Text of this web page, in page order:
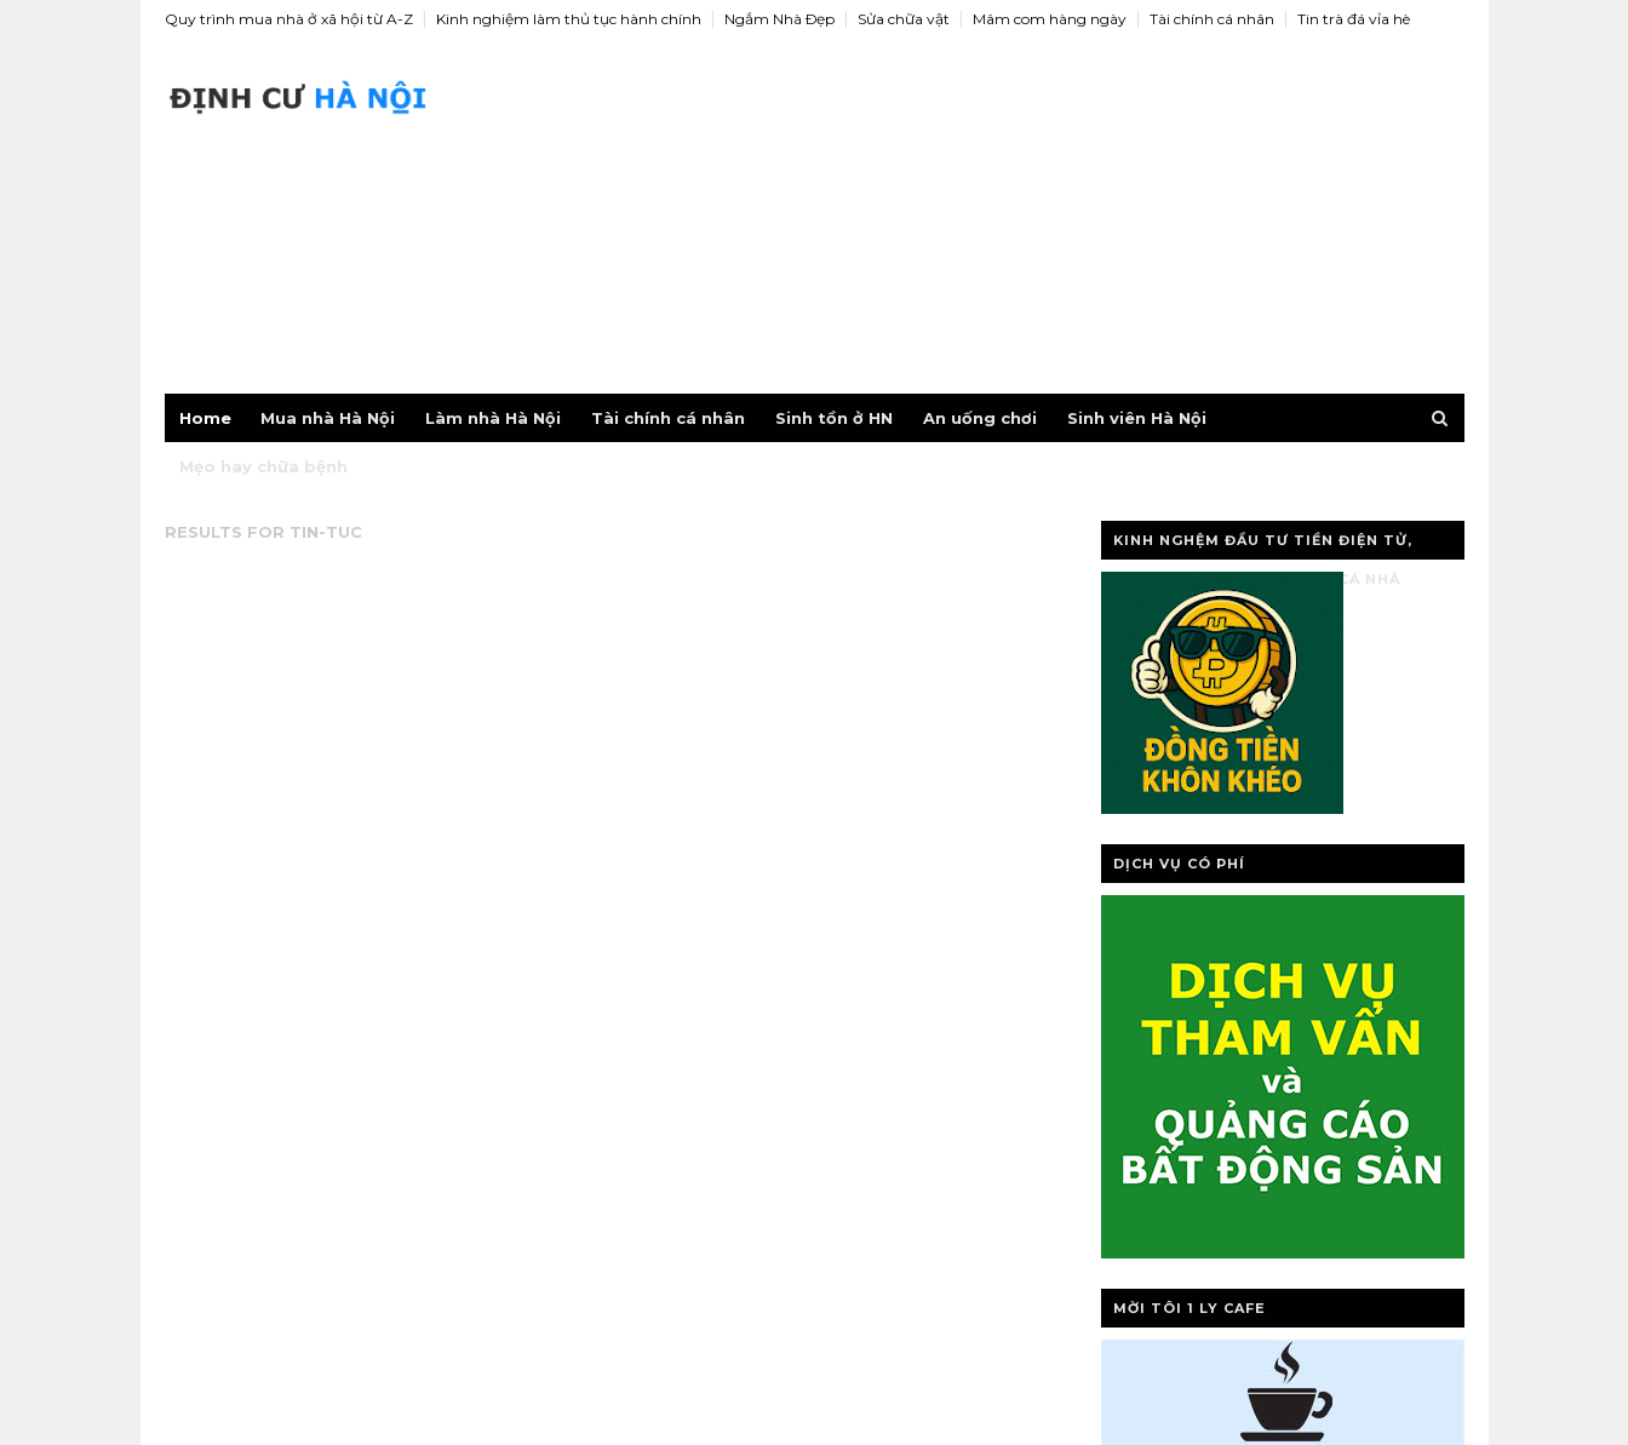
Quy trình mua nhà ở xã hội từ A-Z Kinh nghiệm làm thủ tục hành chính Ngắm Nhà Ðẹp Sửa chữa vật Mâm com hàng ngày Tài chính cá nhân Tin trà đá vỉa hè
Home Mua nhà Hà Nội Làm nhà Hà Nội Tài chính cá nhân Sinh tồn ở HN An uống chơi Sinh viên Hà Nội
Mẹo hay chữa bệnh
RESULTS FOR TIN-TUC KINH NGHỆM ĐẦU TƯ TIỀN ĐIỆN TỬ,
VÀNG, QUẢN LÝ TÀI CHÍNH CÁ NHÂ
DỊCH VỤ CÓ PHÍ
MỜI TÔI 1 LY CAFE